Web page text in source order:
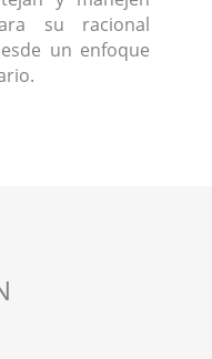
su racional
un enfoque